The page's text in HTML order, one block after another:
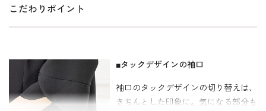
両サイドのポケットや前開きファスナ―など、機能面にもこだわ
一般的なご葬儀のシーンで着用できます。 キャリア（30～40代）
を中心とした、メリハリのあるボディラインの方向けの「標準」
パターンを使用しています。
こだわりポイント
■タックデザインの袖口
袖口のタックデザインの切り替えは、
きちんとした印象に。気になる部分も